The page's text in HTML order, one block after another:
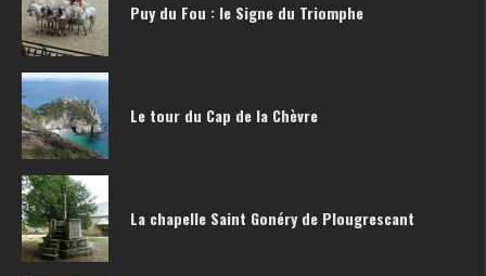
Puy du Fou : le Signe du Triomphe
Le tour du Cap de la Chèvre
La chapelle Saint Gonéry de Plougrescant